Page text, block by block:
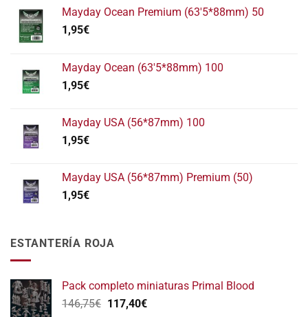
Mayday Ocean Premium (63'5*88mm) 50
1,95€
Mayday Ocean (63'5*88mm) 100
1,95€
Mayday USA (56*87mm) 100
1,95€
Mayday USA (56*87mm) Premium (50)
1,95€
ESTANTERÍA ROJA
Pack completo miniaturas Primal Blood
146,75€ El
117,40€El